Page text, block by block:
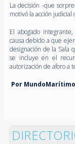
La decisión -que
motivó la acción
El abogado
causa debido a que
designación de la Sala
se incluye en el
autorización de aforo a
Por MundoMarítimo